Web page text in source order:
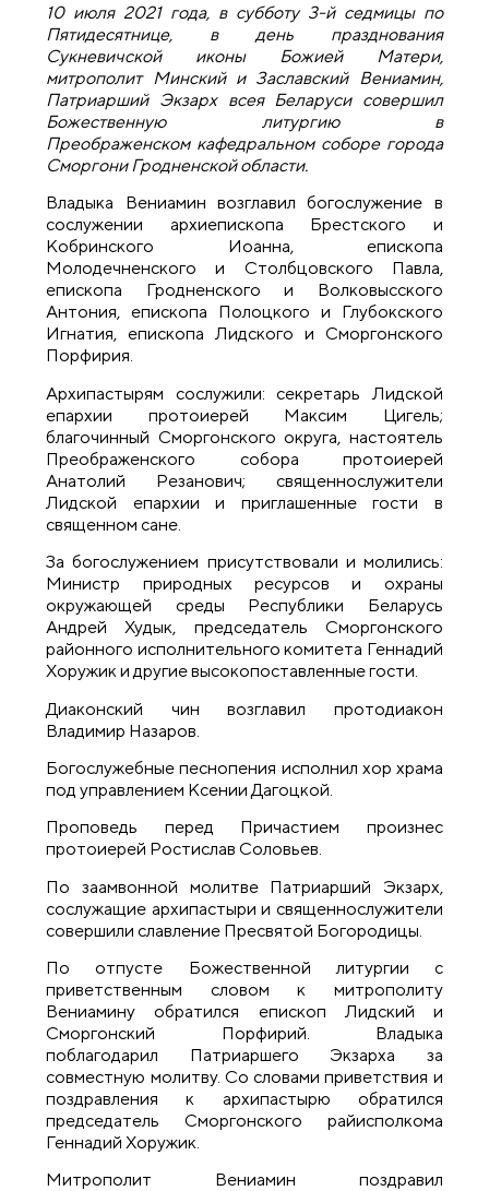
10 июля 2021 года, в субботу 3-й седмицы по
Пятидесятнице, в день празднования
Сукневичской иконы Божией Матери,
митрополит Минский и Заславский Вениамин,
Патриарший Экзарх всея Беларуси совершил
Божественную литургию в
Преображенском кафедральном соборе города
Сморгони Гродненской области.
Владыка Вениамин возглавил богослужение в
сослужении архиепископа Брестского и
Кобринского Иоанна, епископа
Молодечненского и Столбцовского Павла,
епископа Гродненского и Волковысского
Антония, епископа Полоцкого и Глубокского
Игнатия, епископа Лидского и Сморгонского
Порфирия.
Архипастырям сослужили: секретарь Лидской
епархии протоиерей Максим Цигель;
благочинный Сморгонского округа, настоятель
Преображенского собора протоиерей
Анатолий Резанович; священнослужители
Лидской епархии и приглашенные гости в
священном сане.
За богослужением присутствовали и молились:
Министр природных ресурсов и охраны
окружающей среды Республики Беларусь
Андрей Худык, председатель Сморгонского
районного исполнительного комитета Геннадий
Хоружик и другие высокопоставленные гости.
Диаконский чин возглавил протодиакон
Владимир Назаров.
Богослужебные песнопения исполнил хор храма
под управлением Ксении Дагоцкой.
Проповедь перед Причастием произнес
протоиерей Ростислав Соловьев.
По заамвонной молитве Патриарший Экзарх,
сослужащие архипастыри и священнослужители
совершили славление Пресвятой Богородицы.
По отпусте Божественной литургии с
приветственным словом к митрополиту
Вениамину обратился епископ Лидский и
Сморгонский Порфирий. Владыка
поблагодарил Патриаршего Экзарха за
совместную молитву. Со словами приветствия и
поздравления к архипастырю обратился
председатель Сморгонского райисполкома
Геннадий Хоружик.
Митрополит Вениамин поздравил